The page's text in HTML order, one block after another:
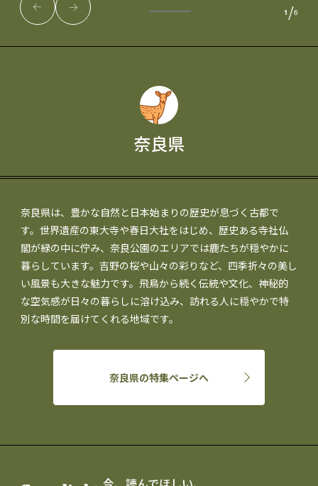
奈良県
奈良県は、豊かな自然と日本始まりの歴史が息づく古都で
す。世界遺産の東大寺や春日大社をはじめ、歴史ある寺社仏
閣が緑の中に佇み、奈良公園のエリアでは鹿たちが穏やかに
暮らしています。吉野の桜や山々の彩りなど、四季折々の美し
い風景も大きな魅力です。飛鳥から続く伝統や文化、神秘的
な空気感が日々の暮らしに溶け込み、訪れる人に穏やかで特
別な時間を届けてくれる地域です。
奈良県の特集ページへ
1 /6